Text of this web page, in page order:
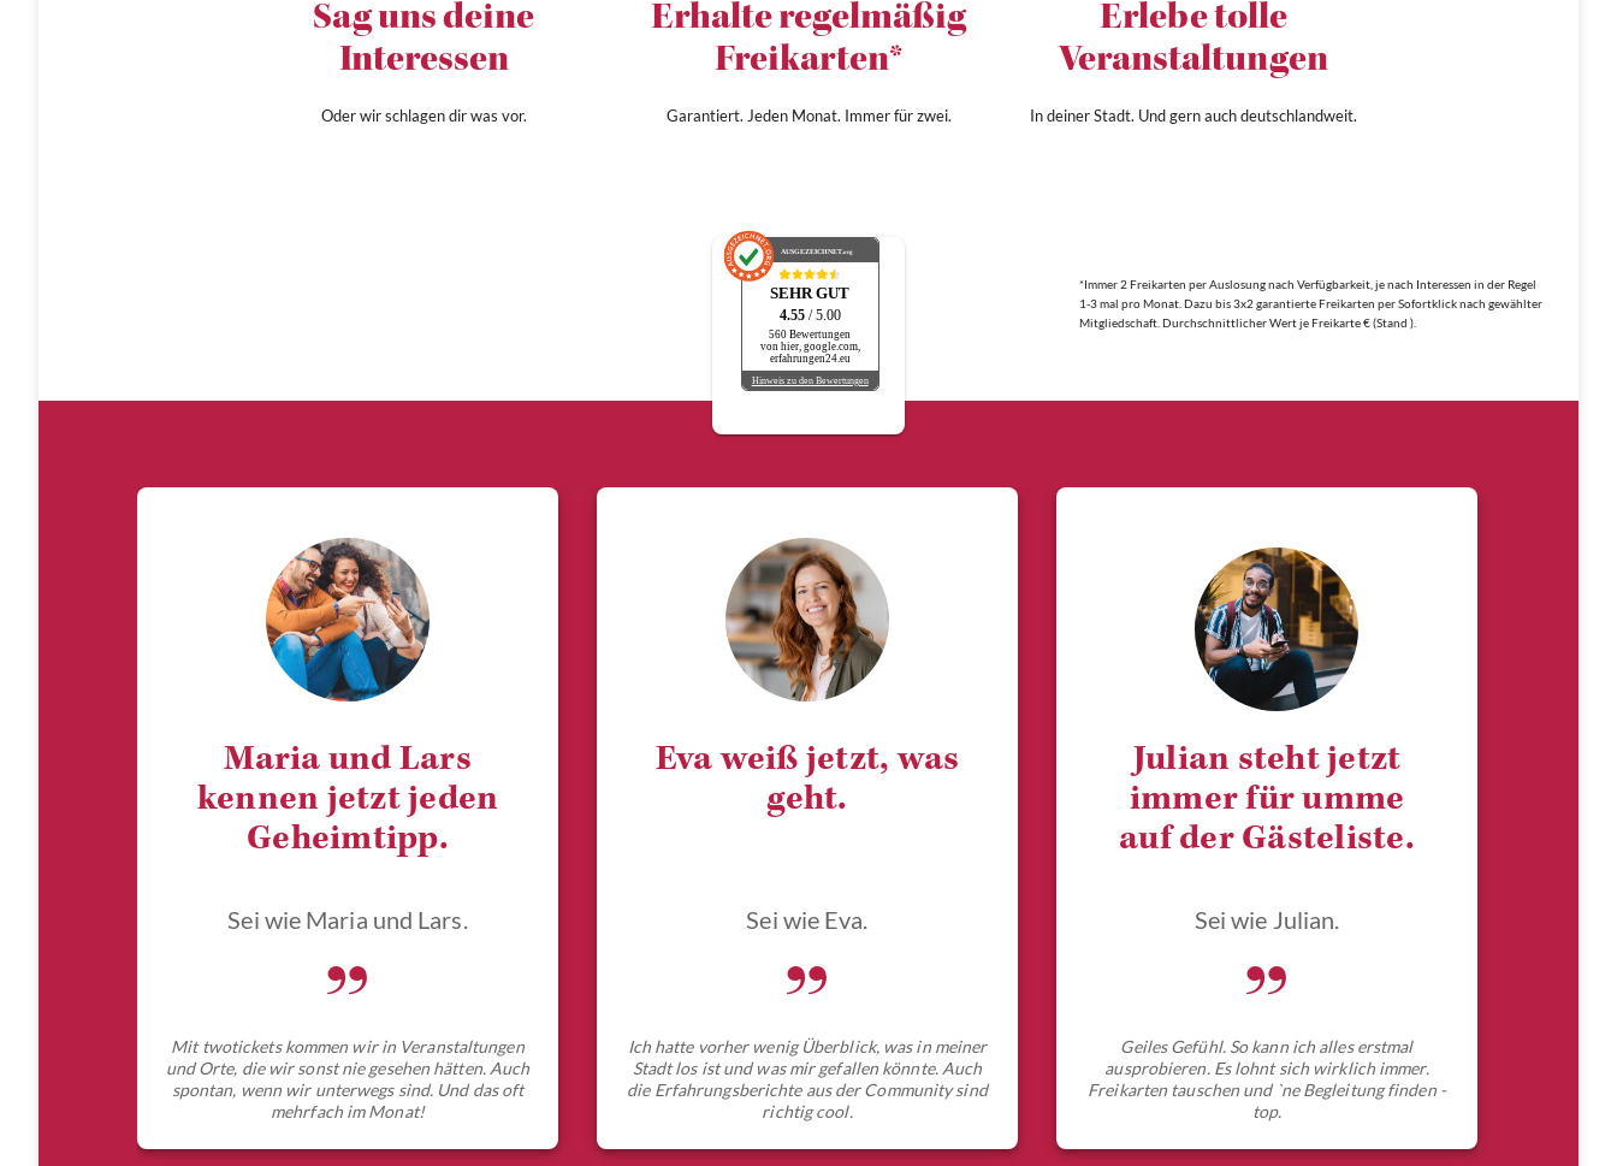
Sag uns deine
Interessen
Oder wir schlagen dir was vor.
Erhalte regelmäßig
Freikarten*
Garantiert. Jeden Monat. Immer für zwei.
Erlebe tolle
Veranstaltungen
In deiner Stadt. Und gern auch deutschlandweit.
AUSGEZEICHNET.org
SEHR GUT
4.55 / 5.00
560 Bewertungen
von hier, google.com,
erfahrungen24.eu
Hinweis zu den Bewertungen
*Immer 2 Freikarten per Auslosung nach Verfügbarkeit, je nach Interessen in der Regel
1-3 mal pro Monat. Dazu bis 3x2 garantierte Freikarten per Sofortklick nach gewählter
Mitgliedschaft. Durchschnittlicher Wert je Freikarte € (Stand ).
Maria und Lars
kennen jetzt jeden
Geheimtipp.
Sei wie Maria und Lars.
„
Mit twotickets kommen wir in Veranstaltungen
und Orte, die wir sonst nie gesehen hätten. Auch
spontan, wenn wir unterwegs sind. Und das oft
mehrfach im Monat!
Eva weiß jetzt, was
geht.
Sei wie Eva.
„
Ich hatte vorher wenig Überblick, was in meiner
Stadt los ist und was mir gefallen könnte. Auch
die Erfahrungsberichte aus der Community sind
richtig cool.
Julian steht jetzt
immer für umme
auf der Gästeliste.
Sei wie Julian.
„
Geiles Gefühl. So kann ich alles erstmal
ausprobieren. Es lohnt sich wirklich immer.
Freikarten tauschen und `ne Begleitung finden -
top.